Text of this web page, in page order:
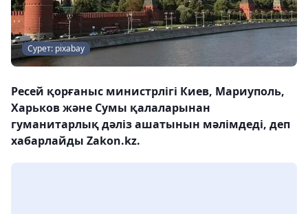
Сурет: pixabay
Ресей қорғаныс министрлігі Киев, Мариуполь,
Харьков және Сумы қалаларынан
гуманитарлық дәліз ашатынын мәлімдеді, деп
хабарлайды Zakon.kz.